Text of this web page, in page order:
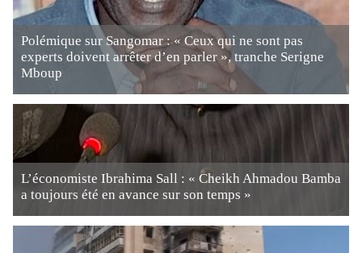
Polémique sur Sangomar : « Ceux qui ne sont pas
experts doivent arrêter d’en parler », tranche Serigne
Mboup
L’économiste Ibrahima Sall : « Cheikh Ahmadou Bamba
a toujours été en avance sur son temps »